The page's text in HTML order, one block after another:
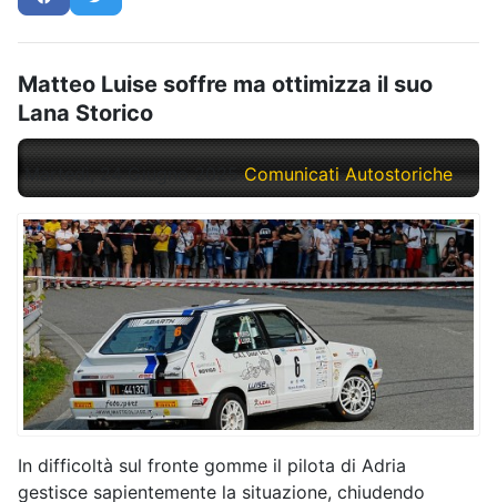
Matteo Luise soffre ma ottimizza il suo
Lana Storico
Martedì, 24 Giugno 2025 Comunicati Autostoriche
In difficoltà sul fronte gomme il pilota di Adria
gestisce sapientemente la situazione, chiudendo